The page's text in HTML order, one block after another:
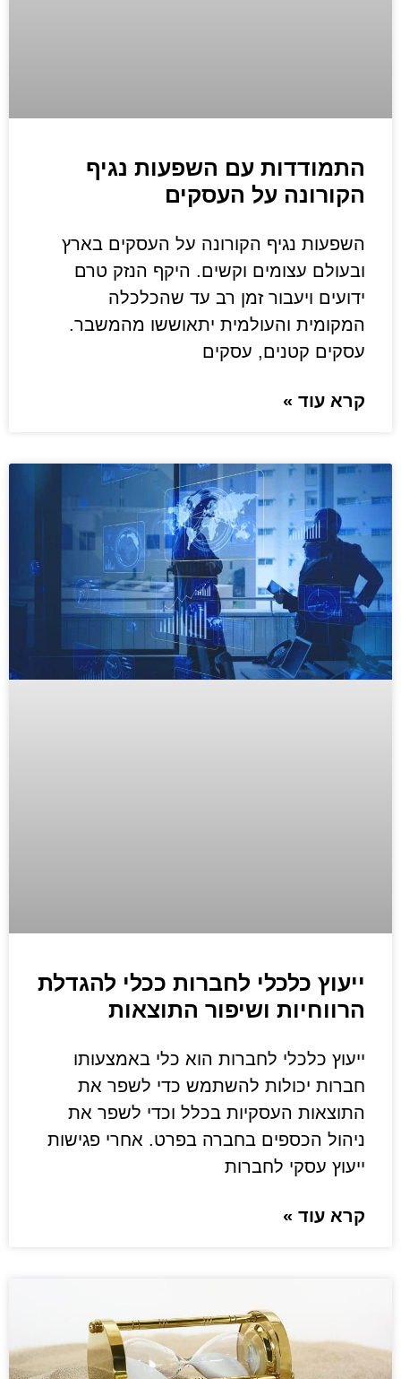
התמודדות עם השפעות נגיף
הקורונה על העסקים
השפעות נגיף הקורונה על העסקים בארץ
ובעולם עצומים וקשים. היקף הנזק טרם
ידועים ויעבור זמן רב עד שהכלכלה
המקומית והעולמית יתאוששו מהמשבר.
עסקים קטנים, עסקים
קרא עוד »
ייעוץ כלכלי לחברות ככלי להגדלת
הרווחיות ושיפור התוצאות
ייעוץ כלכלי לחברות הוא כלי באמצעותו
חברות יכולות להשתמש כדי לשפר את
התוצאות העסקיות בכלל וכדי לשפר את
ניהול הכספים בחברה בפרט. אחרי פגישות
ייעוץ עסקי לחברות
קרא עוד »